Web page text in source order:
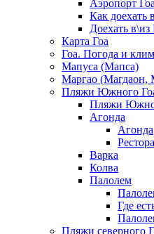
Аэропорт
Как доехать
Доехать в\из
Карта Гоа
Гоа. Погода и
Мапуса (Мапса)
Маргао (Магдаон,
Пляжи Южного
Пляжи
Агонда
Агонда
Варка
Колва
Палолем
Где
Пляжи северного